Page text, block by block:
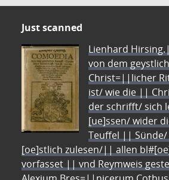
Just scanned
Lienhard
von dem
Christ=||licher
ist/ wie die ||
der schrifft/ sich
[ue]ssen/ wider
Teuffel || Sünde/
[oe]stlich zulesen/|| allen
vorfasset || vnd Reymweis